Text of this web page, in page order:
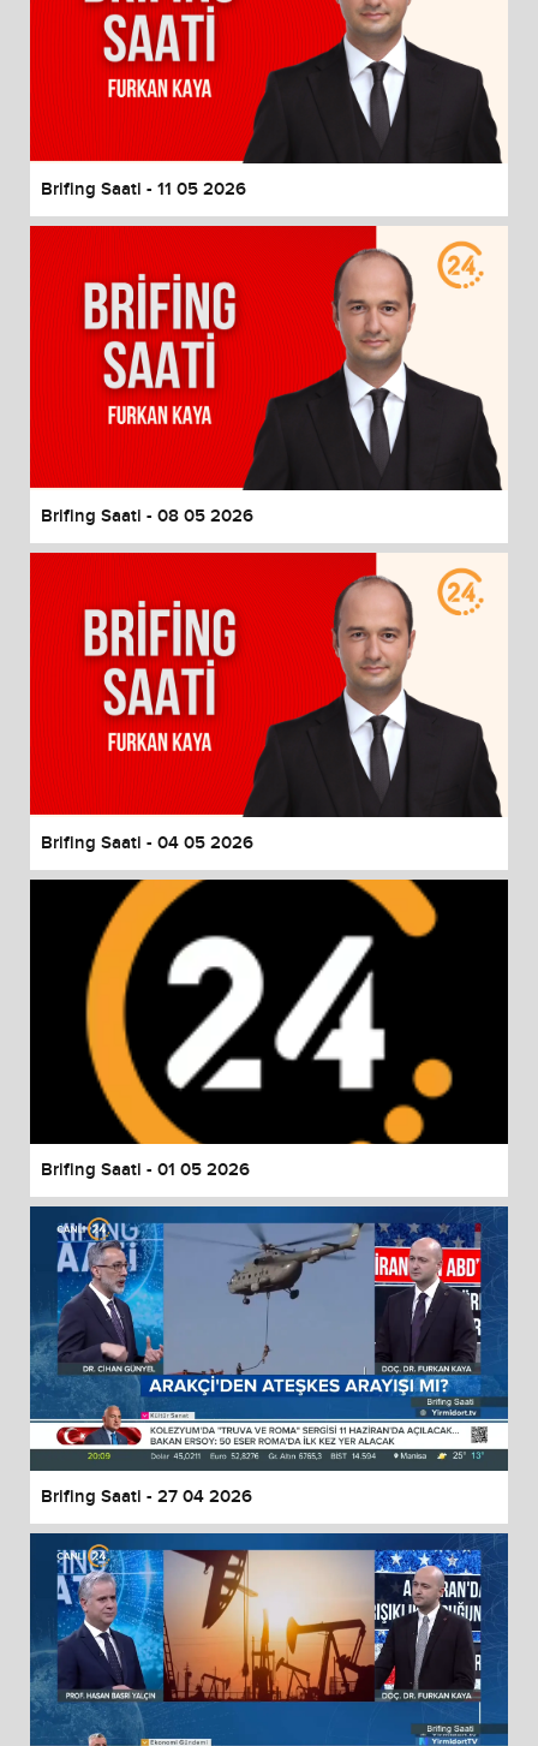
Brifing Saati - 11 05 2026
Brifing Saati - 08 05 2026
Brifing Saati - 04 05 2026
Brifing Saati - 01 05 2026
Brifing Saati - 27 04 2026